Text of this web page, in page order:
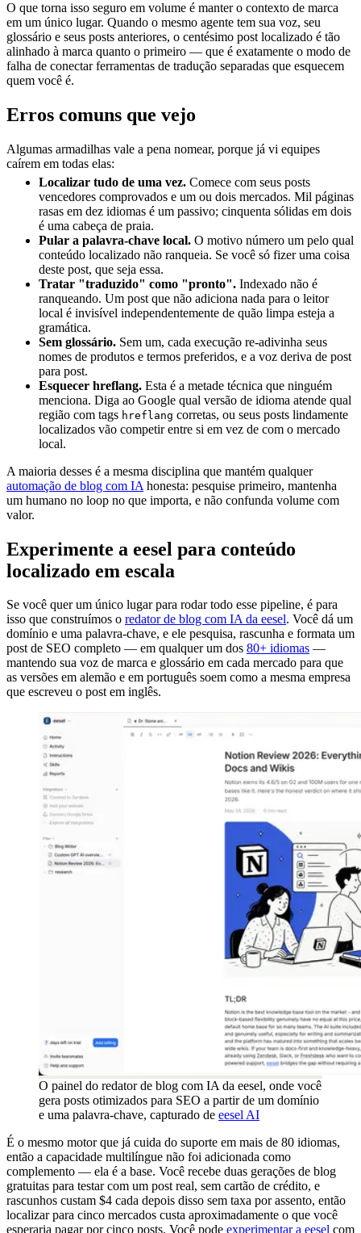
O que torna isso seguro em volume é manter o contexto de marca
em um único lugar. Quando o mesmo agente tem sua voz, seu
glossário e seus posts anteriores, o centésimo post localizado é tão
alinhado à marca quanto o primeiro — que é exatamente o modo de
falha de conectar ferramentas de tradução separadas que esquecem
quem você é.
Erros comuns que vejo
Algumas armadilhas vale a pena nomear, porque já vi equipes
caírem em todas elas:
Localizar tudo de uma vez. Comece com seus posts
vencedores comprovados e um ou dois mercados. Mil páginas
rasas em dez idiomas é um passivo; cinquenta sólidas em dois
é uma cabeça de praia.
Pular a palavra-chave local. O motivo número um pelo qual
conteúdo localizado não ranqueia. Se você só fizer uma coisa
deste post, que seja essa.
Tratar "traduzido" como "pronto". Indexado não é
ranqueando. Um post que não adiciona nada para o leitor
local é invisível independentemente de quão limpa esteja a
gramática.
Sem glossário. Sem um, cada execução re-adivinha seus
nomes de produtos e termos preferidos, e a voz deriva de post
para post.
Esquecer hreflang. Esta é a metade técnica que ninguém
menciona. Diga ao Google qual versão de idioma atende qual
região com tags hreflang corretas, ou seus posts lindamente
localizados vão competir entre si em vez de com o mercado
local.
A maioria desses é a mesma disciplina que mantém qualquer
automação de blog com IA honesta: pesquise primeiro, mantenha
um humano no loop no que importa, e não confunda volume com
valor.
Experimente a eesel para conteúdo
localizado em escala
Se você quer um único lugar para rodar todo esse pipeline, é para
isso que construímos o redator de blog com IA da eesel. Você dá um
domínio e uma palavra-chave, e ele pesquisa, rascunha e formata um
post de SEO completo — em qualquer um dos 80+ idiomas —
mantendo sua voz de marca e glossário em cada mercado para que
as versões em alemão e em português soem como a mesma empresa
que escreveu o post em inglês.
O painel do redator de blog com IA da eesel, onde você
gera posts otimizados para SEO a partir de um domínio
e uma palavra-chave, capturado de eesel AI
É o mesmo motor que já cuida do suporte em mais de 80 idiomas,
então a capacidade multilíngue não foi adicionada como
complemento — ela é a base. Você recebe duas gerações de blog
gratuitas para testar com um post real, sem cartão de crédito, e
rascunhos custam $4 cada depois disso sem taxa por assento, então
localizar para cinco mercados custa aproximadamente o que você
esperaria pagar por cinco posts. Você pode experimentar a eesel com